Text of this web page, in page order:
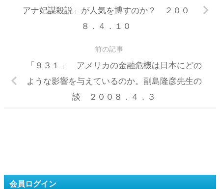
アナ妃謀殺説」が人気を博すのか？ ２００
８．４．１０
前の記事
「９３１」 アメリカの金融危機は日本にどの
ような影響を与えているのか。副島隆彦先生の
談 ２００８．４．３
会員ログイン